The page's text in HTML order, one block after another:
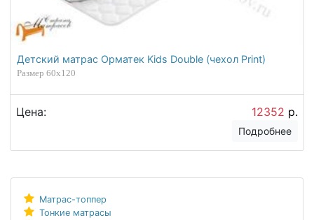
Детский матрас Орматек Kids Double (чехол Print)
Размер 60х120
Цена: 12352 р.
Подробнее
Матрас-топпер
Тонкие матрасы